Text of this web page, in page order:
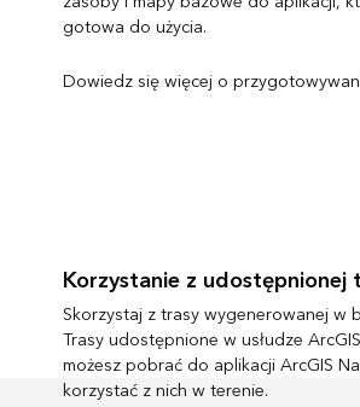
gotowa do użycia.
Dowiedz się więcej o
Korzystanie z udostępnionej
Skorzystaj z trasy wygenerowanej w
Trasy udostępnione w usłudze
możesz pobrać do aplikacji ArcGIS
korzystać z nich w terenie.